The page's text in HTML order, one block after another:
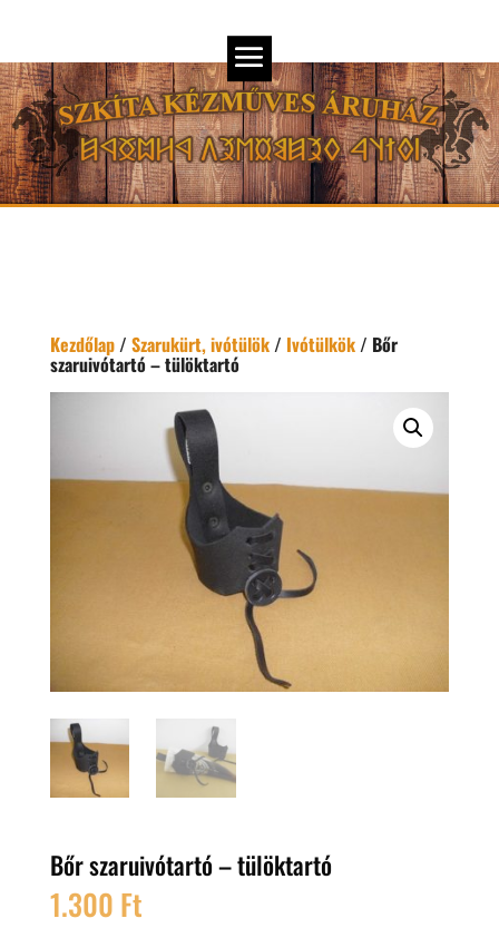
Kezdőlap/ Szarukürt, ivótülök/ Ivótülkök/ Bőr
szaruivótartó – tülöktartó
Bőr szaruivótartó – tülöktartó
1.300 Ft